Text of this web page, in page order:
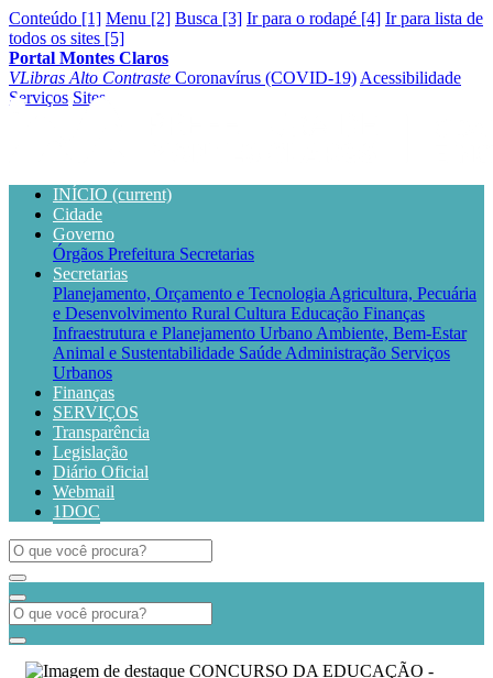
Conteúdo [1] Menu [2] Busca [3] Ir para o rodapé [4] Ir para lista de
todos os sites [5]
Portal Montes Claros
VLibras Alto Contraste Coronavírus (COVID-19) Acessibilidade
Serviços Sites
INÍCIO (current)
Cidade
Governo
Órgãos Prefeitura Secretarias
Secretarias
Planejamento, Orçamento e Tecnologia Agricultura, Pecuária
e Desenvolvimento Rural Cultura Educação Finanças
Infraestrutura e Planejamento Urbano Ambiente, Bem-Estar
Animal e Sustentabilidade Saúde Administração Serviços
Urbanos
Finanças
SERVIÇOS
Transparência
Legislação
Diário Oficial
Webmail
1DOC